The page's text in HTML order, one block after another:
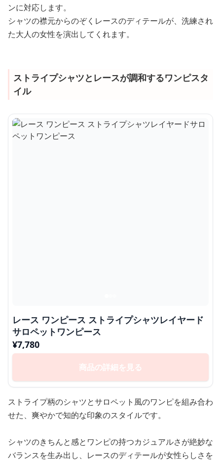
ンに対応します。
シャツの襟元からのぞくレースのディテールが、洗練され
た大人の女性を演出してくれます。
ストライプシャツとレースが調和するワンピスタ
イル
レース ワンピース ストライプシャツレイヤード
サロペットワンピース
¥7,780
商品の詳細を見る
ストライプ柄のシャツとサロペット風のワンピを組み合わ
せた、爽やかで知的な印象のスタイルです。
シャツのきちんと感とワンピの持つカジュアルさが絶妙な
バランスを生み出し、レースのディテールが女性らしさを